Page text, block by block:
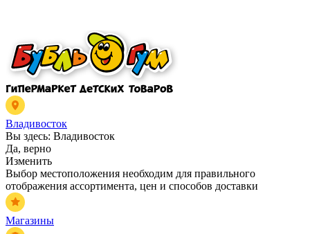
Владивосток
Вы здесь: Владивосток
Да, верно
Изменить
Выбор местоположения необходим для правильного
отображения ассортимента, цен и способов доставки
Магазины